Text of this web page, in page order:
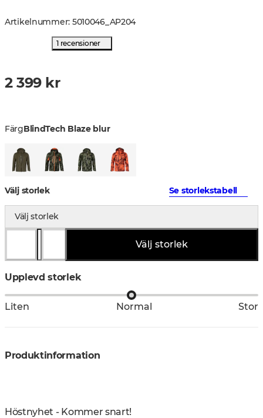
Artikelnummer: 5010046_ AP204
1 recensioner
2 399 kr
FärgBlindTech Blaze blur
Välj storlek Se storlekstabell
Välj storlek
Välj storlek
Upplevd storlek
Liten Normal Stor
Produktinformation
Höstnyhet - Kommer snart!